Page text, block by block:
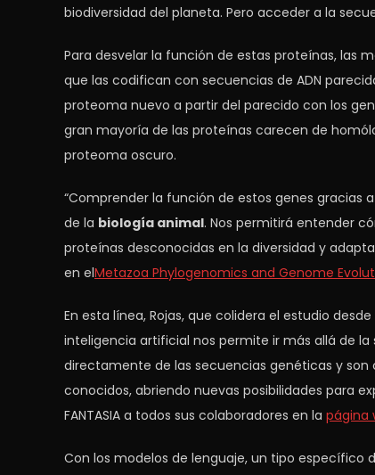
biodiversidad del planeta. Pero acceder a la
Para desvelar la función de estas proteínas, las
que las codifican con secuencias de ADN
proteoma nuevo a partir del parecido con los
gran mayoría de las proteínas carecen de
proteoma oscuro.
“Comprender la función de estos genes
de la biología animal. Nos permitirá entender
proteínas desconocidas en la diversidad y
en elMetazoa Phylogenomics and Genome
En esta línea, Rojas, que colidera el estudio
inteligencia artificial nos permite ir más allá de
directamente de las secuencias genéticas y
conocidos, abriendo nuevas posibilidades para
FANTASIA a todos sus colaboradores en la página
Con los modelos de lenguaje, un tipo específico